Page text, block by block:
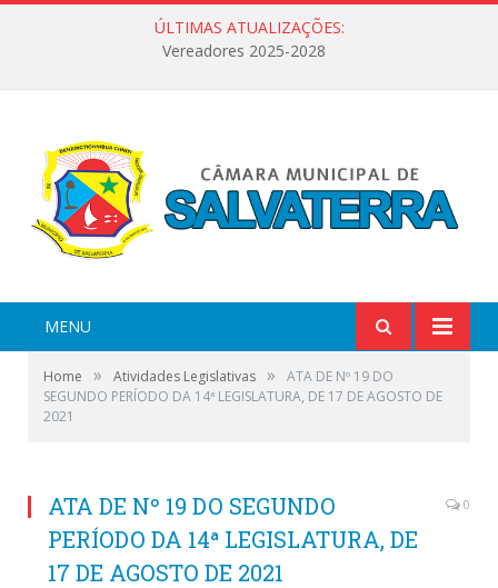
ÚLTIMAS ATUALIZAÇÕES:
Vereadores 2025-2028
MENU
Home » Atividades Legislativas »
ATA DE Nº 19 DO
SEGUNDO PERÍODO DA 14ª LEGISLATURA, DE 17 DE AGOSTO DE
2021
ATA DE Nº 19 DO SEGUNDO
PERÍODO DA 14ª LEGISLATURA, DE
17 DE AGOSTO DE 2021
0